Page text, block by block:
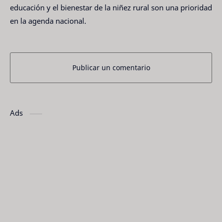
educación y el bienestar de la niñez rural son una prioridad
en la agenda nacional.
Publicar un comentario
Ads